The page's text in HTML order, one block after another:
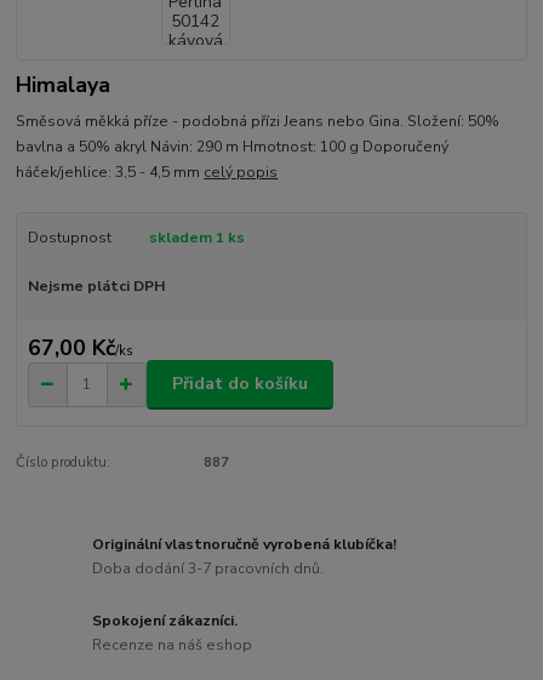
Himalaya
Směsová měkká příze - podobná přízi Jeans nebo Gina. Složení: 50%
bavlna a 50% akryl Návin: 290 m Hmotnost: 100 g Doporučený
háček/jehlice: 3,5 - 4,5 mm celý popis
Dostupnost skladem 1 ks
Nejsme plátci DPH
67,00 Kč/ks
Přidat do košíku
Číslo produktu: 887
Originální vlastnoručně vyrobená klubíčka!
Doba dodání 3-7 pracovních dnů.
Spokojení zákazníci.
Recenze na náš eshop